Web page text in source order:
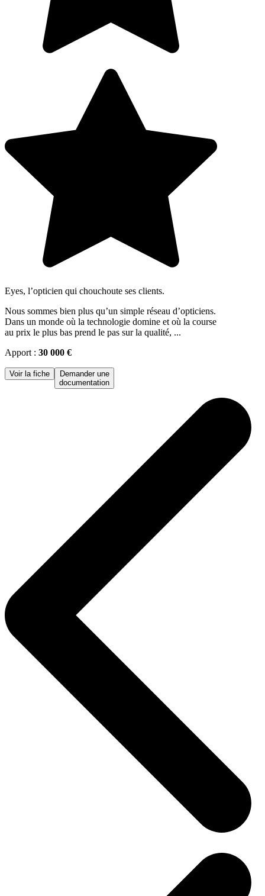
Eyes, l’opticien qui chouchoute ses clients.
Nous sommes bien plus qu’un simple réseau d’opticiens.
Dans un monde où la technologie domine et où la course
au prix le plus bas prend le pas sur la qualité, ...
Apport : 30 000 €
Voir la fiche
Demander une
documentation